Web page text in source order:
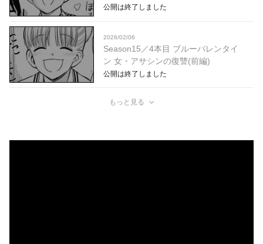
公開は終了しました
2026/02/06
Season15／4本目 ブルーバレンタイ
ン 女・アサシンの復讐(前編)
公開は終了しました
もっと見る